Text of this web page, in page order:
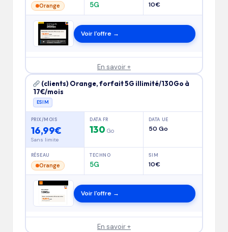
Orange 5G 10€
Voir l'offre →
En savoir +
(clients) Orange, forfait 5G illimité/130Go à
17€/mois
ESIM
PRIX/MOIS
16,99€
Sans limite
DATA FR
130 Go
DATA UE
50 Go
RÉSEAU
Orange
TECHNO
5G
SIM
10€
Voir l'offre →
En savoir +